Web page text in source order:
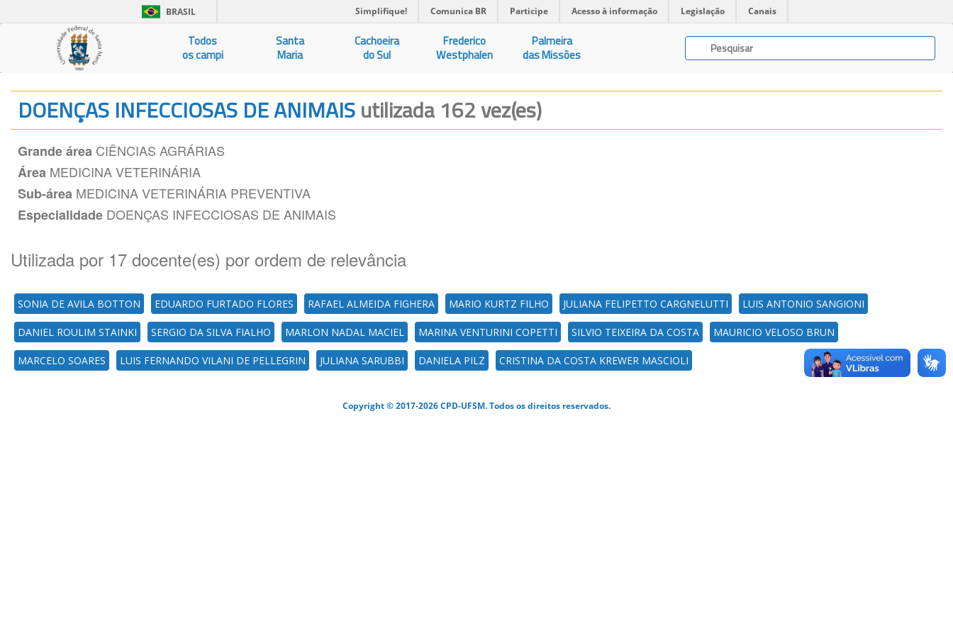
BRASIL Simplifique! Comunica BR Participe Acesso à informação Legislação Canais
Todos
os campi
Santa
Maria
Cachoeira
do Sul
Frederico
Westphalen
Palmeira
das Missões
DOENÇAS INFECCIOSAS DE ANIMAISutilizada 162 vez(es)
Grande área CIÊNCIAS AGRÁRIAS
Área MEDICINA VETERINÁRIA
Sub-área MEDICINA VETERINÁRIA PREVENTIVA
Especialidade DOENÇAS INFECCIOSAS DE ANIMAIS
Utilizada por 17 docente(es) por ordem de relevância
SONIA DE AVILA BOTTON EDUARDO FURTADO FLORES RAFAEL ALMEIDA FIGHERA MARIO KURTZ FILHO JULIANA FELIPETTO CARGNELUTTI LUIS ANTONIO SANGIONI
DANIEL ROULIM STAINKI SERGIO DA SILVA FIALHO MARLON NADAL MACIEL MARINA VENTURINI COPETTI SILVIO TEIXEIRA DA COSTA MAURICIO VELOSO BRUN
MARCELO SOARES LUIS FERNANDO VILANI DE PELLEGRIN JULIANA SARUBBI DANIELA PILZ CRISTINA DA COSTA KREWER MASCIOLI
Copyright © 2017-2026 CPD-UFSM. Todos os direitos reservados.